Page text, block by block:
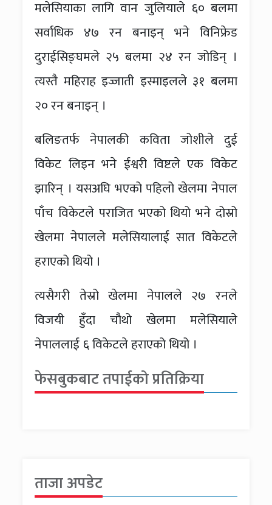
मलेसियाका लागि वान जुलियाले ६० बलमा
सर्वाधिक ४७ रन बनाइन् भने विनिफ्रेड
दुराईसिङ्घमले २५ बलमा २४ रन जोडिन् ।
त्यस्तै महिराह इज्जाती इस्माइलले ३१ बलमा
२० रन बनाइन् ।
बलिङतर्फ नेपालकी कविता जोशीले दुई
विकेट लिइन भने ईश्वरी विष्टले एक विकेट
झारिन् । यसअघि भएको पहिलो खेलमा नेपाल
पाँच विकेटले पराजित भएको थियो भने दोस्रो
खेलमा नेपालले मलेसियालाई सात विकेटले
हराएको थियो ।
त्यसैगरी तेस्रो खेलमा नेपालले २७ रनले
विजयी हुँदा चौथो खेलमा मलेसियाले
नेपाललाई ६ विकेटले हराएको थियो ।
फेसबुकबाट तपाईको प्रतिक्रिया
ताजा अपडेट